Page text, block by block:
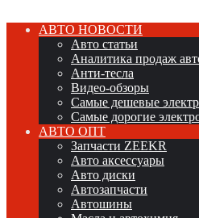
АВТО НОВОСТИ
Авто статьи
Аналитика продаж
Анти-тесла
Видео-обзоры
Самые дешевые
Самые дорогие
АВТО ОПТ
Запчасти ZEEKR
Авто аксессуары
Авто диски
Автозапчасти
Автошины